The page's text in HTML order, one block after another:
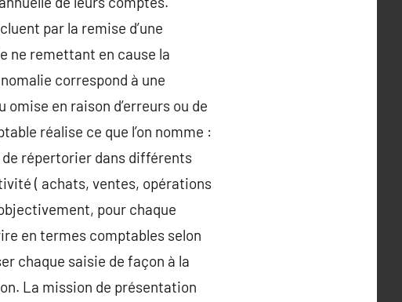
par la remise d’une
ne remettant en cause la
correspond à une
en raison d’erreurs ou de
réalise ce que l’on nomme :
répertorier dans différents
( achats, ventes, opérations
pour chaque
en termes comptables selon
chaque saisie de façon à la
La mission de présentation